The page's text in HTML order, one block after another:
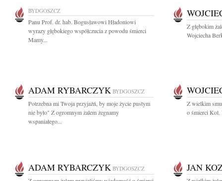
BYDGOSZCZ
Panu Prof. dr. hab. Bogusławowi Hładoniowi
wyrazy głębokiego współczucia z powodu śmierci
Mamy...
Z głębokim
Wojciecha
ADAM RYBARCZYK BYDGOSZCZ
Potrzebna mi Twoja przyjaźń, by moje życie pustym
nie było" Z ogromnym żalem żegnamy
wspaniałego...
Z wielkim
o śmierci Kol.
ADAM RYBARCZYK BYDGOSZCZ JAN